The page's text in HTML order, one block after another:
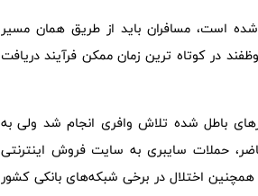
است، مسافران باید از طریق همان مسیر
در کوتاه ترین زمان ممکن فرآیند دریافت
باطل شده تلاش وافری انجام شد ولی به
حملات سایبری به سایت فروش اینترنتی
اختلال در برخی شبکه‌های بانکی کشور